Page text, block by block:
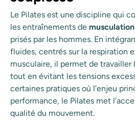
Le Pilates est une discipline qui
les entraînements de
prisés par les hommes. En
fluides, centrés sur la respiration
musculaire, il permet de travailler
tout en évitant les tensions
certaines pratiques où l’enjeu
performance, le Pilates met
qualité du mouvement.